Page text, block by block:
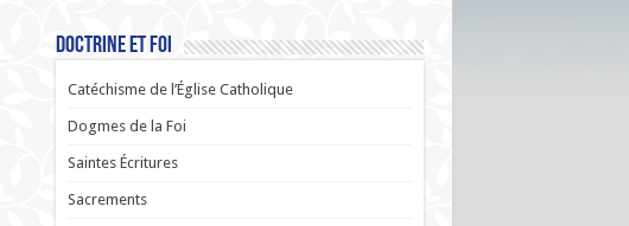
Doctrine et Foi
Catéchisme de l’Église Catholique
Dogmes de la Foi
Saintes Écritures
Sacrements